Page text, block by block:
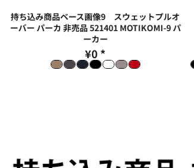
持ち込み商品ベース画像9 スウェットプルオ
ーバー パーカ 非売品 521401 MOTIKOMI-9 パ
ーカー
¥0 *